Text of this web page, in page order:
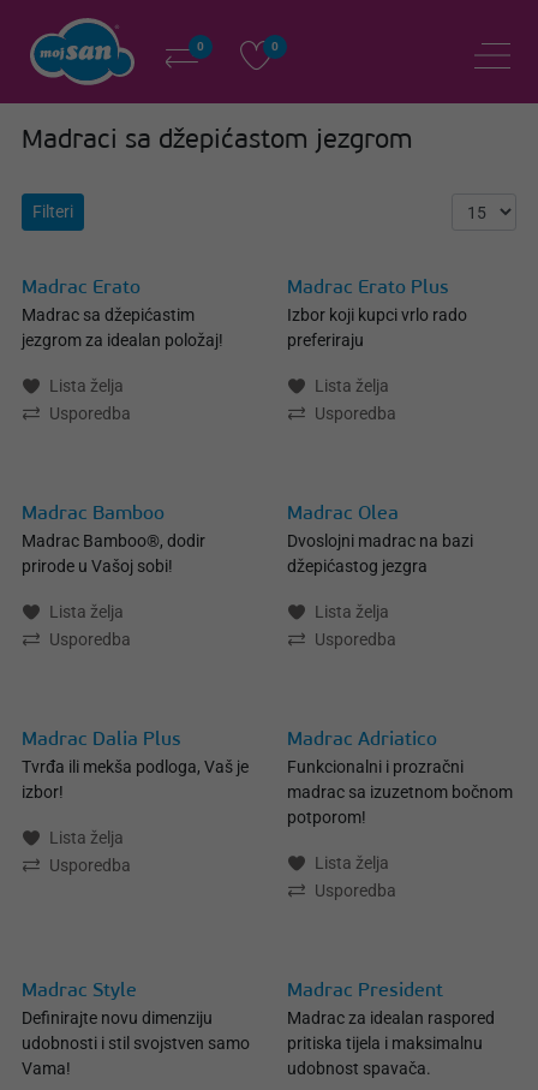
0 0
Madraci sa džepićastom jezgrom
Filteri
Madrac Erato
Madrac sa džepićastim
jezgrom za idealan položaj!
Lista želja
Usporedba
Madrac Erato Plus
Izbor koji kupci vrlo rado
preferiraju
Lista želja
Usporedba
Madrac Bamboo
Madrac Bamboo®, dodir
prirode u Vašoj sobi!
Lista želja
Usporedba
Madrac Olea
Dvoslojni madrac na bazi
džepićastog jezgra
Lista želja
Usporedba
Madrac Dalia Plus
Tvrđa ili mekša podloga, Vaš je
izbor!
Lista želja
Usporedba
Madrac Adriatico
Funkcionalni i prozračni
madrac sa izuzetnom bočnom
potporom!
Lista želja
Usporedba
Madrac Style
Definirajte novu dimenziju
udobnosti i stil svojstven samo
Vama!
Madrac President
Madrac za idealan raspored
pritiska tijela i maksimalnu
udobnost spavača.